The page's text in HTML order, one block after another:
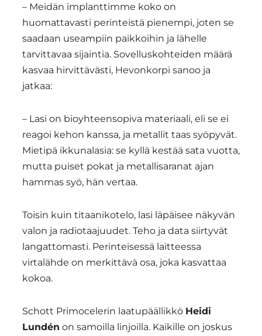
– Meidän implanttimme koko on
huomattavasti perinteistä pienempi, joten se
saadaan useampiin paikkoihin ja lähelle
tarvittavaa sijaintia. Sovelluskohteiden määrä
kasvaa hirvittävästi, Hevonkorpi sanoo ja
jatkaa:
– Lasi on bioyhteensopiva materiaali, eli se ei
reagoi kehon kanssa, ja metallit taas syöpyvät.
Mietipä ikkunalasia: se kyllä kestää sata vuotta,
mutta puiset pokat ja metallisaranat ajan
hammas syö, hän vertaa.
Toisin kuin titaanikotelo, lasi läpäisee näkyvän
valon ja radiotaajuudet. Teho ja data siirtyvät
langattomasti. Perinteisessä laitteessa
virtalähde on merkittävä osa, joka kasvattaa
kokoa.
Schott Primocelerin laatupäällikkö Heidi
Lundén on samoilla linjoilla. Kaikille on joskus